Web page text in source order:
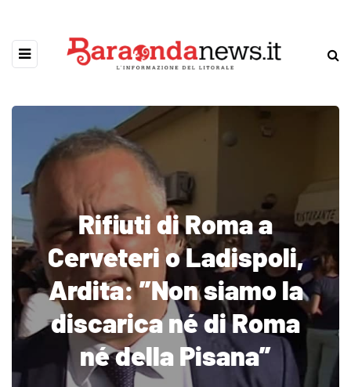
Rifiuti di Roma a
Cerveteri o Ladispoli,
Ardita: ”Non siamo la
discarica né di Roma
né della Pisana”